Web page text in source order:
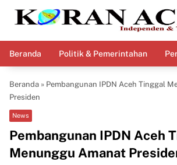
Beranda Politik & Pemerintahan
Beranda » Pembangunan IPDN Aceh Tinggal
Presiden
News
Pembangunan IPDN Aceh
Menunggu Amanat